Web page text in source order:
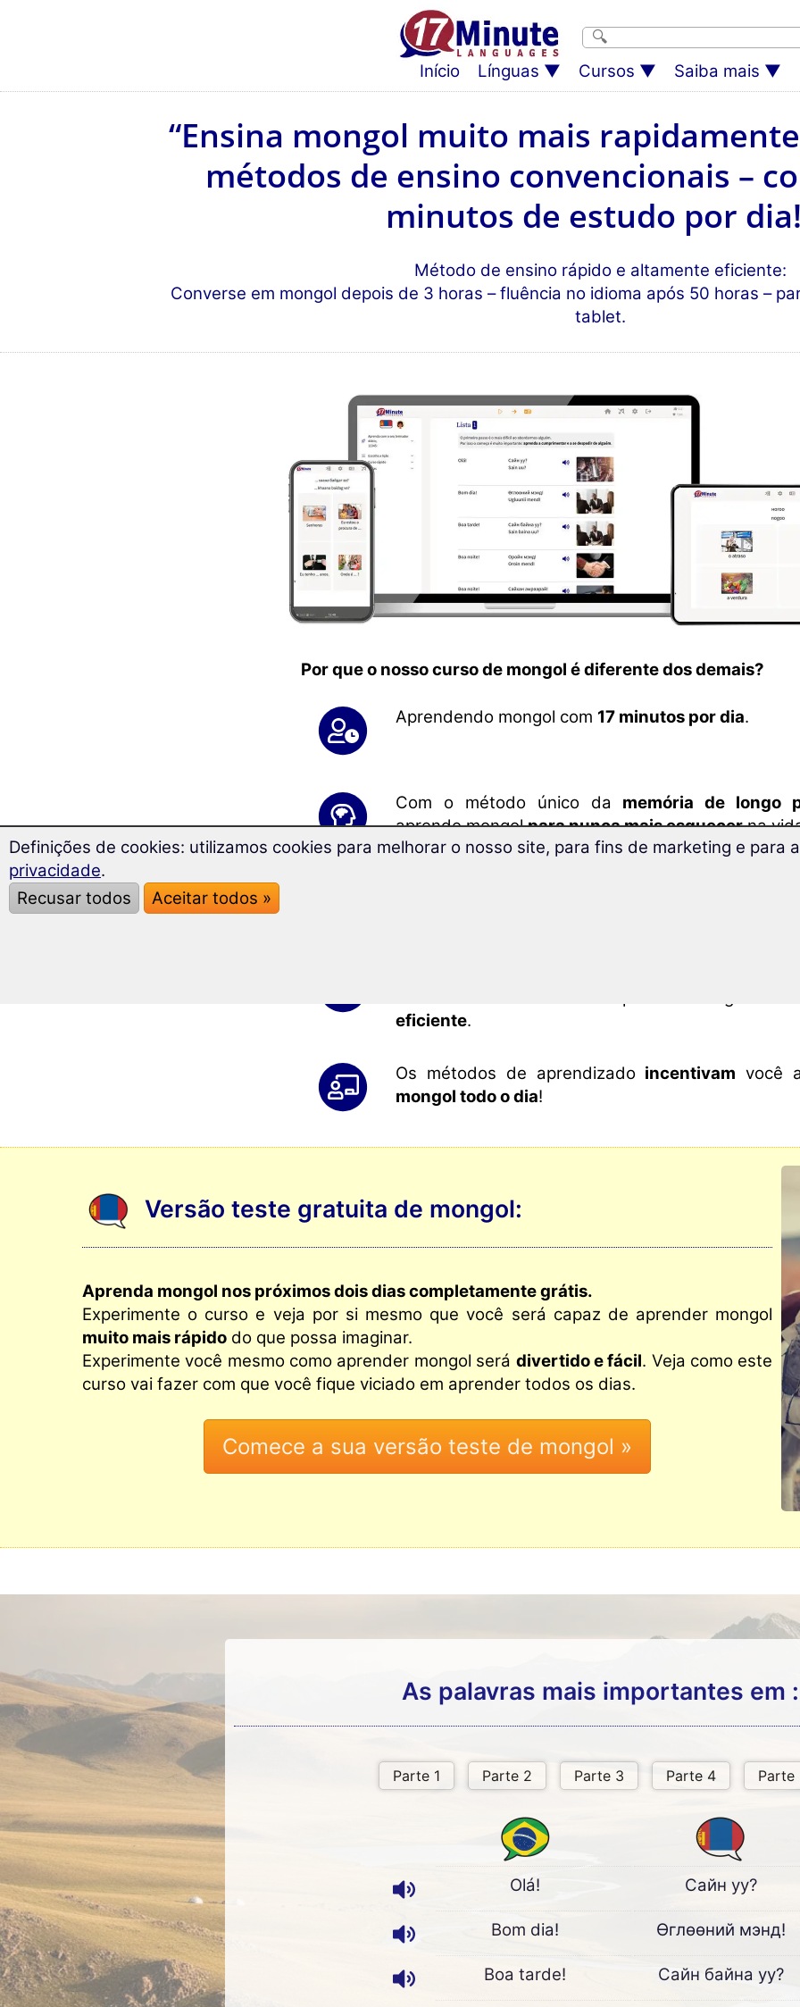
Início Línguas Cursos Saiba mais
“Ensina mongol muito mais
métodos de ensino convencionais –
minutos de estudo por
Método de ensino rápido e altamente eficiente:
Converse em mongol depois de 3 horas – fluência no idioma após 50 horas –
tablet.
Por que o nosso curso de mongol é diferente dos demais?
Aprendendo mongol com 17 minutos por dia.
Com o método único da memória de longo
aprende mongolpara nunca mais esquecerna
eficiente.
Os métodos de aprendizado incentivam você
mongol todo o dia!
Versão teste gratuita de mongol:
Aprenda mongol nos próximos dois dias completamente grátis.
Experimente o curso e veja por si mesmo que você será capaz de aprender mongol
muito mais rápido do que possa imaginar.
Experimente você mesmo como aprender mongol será divertido e fácil. Veja como este
curso vai fazer com que você fique viciado em aprender todos os dias.
As palavras mais importantes em :
Olá! Сайн уу?
Bom dia! Өглөөний мэнд!
Boa tarde! Сайн байна уу?
Definições de cookies: utilizamos cookies para melhorar o nosso site, para fins de marketing e para
privacidade.
Recusar todos
Aceitar todos »